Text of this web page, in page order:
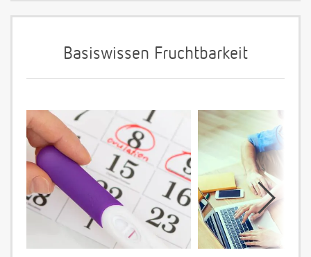
Basiswissen Fruchtbarkeit